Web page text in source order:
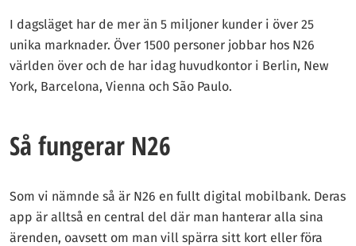
I dagsläget har de mer än 5 miljoner kunder i över 25
unika marknader. Över 1500 personer jobbar hos N26
världen över och de har idag huvudkontor i Berlin, New
York, Barcelona, Vienna och São Paulo.
Så fungerar N26
Som vi nämnde så är N26 en fullt digital mobilbank. Deras
app är alltså en central del där man hanterar alla sina
ärenden, oavsett om man vill spärra sitt kort eller föra